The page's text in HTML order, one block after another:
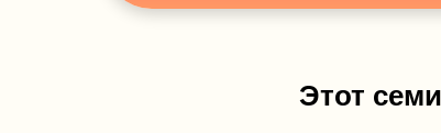
Этот